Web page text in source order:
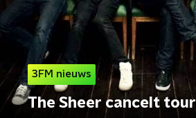
3FM nieuws
The Sheer cancelt tour